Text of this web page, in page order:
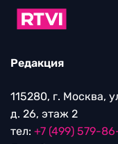
Редакция
115280, г. Москва,
д. 26, этаж 2
тел: +7 (499) 579-